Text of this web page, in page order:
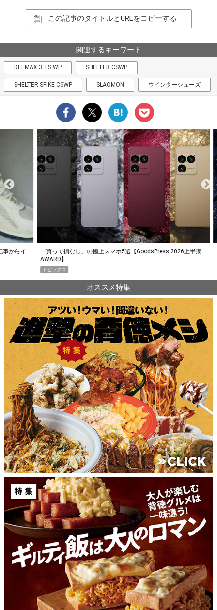
この記事のタイトルとURLをコピーする
関連するキーワード
DEEMAX 3 TS WP SHELTER CSWP
SHELTER SPIKE CSWP SLAOMON ウインターシューズ
イ
「買って損なし」の極上スマホ5選【GoodsPress 2026上半期
AWARD】
トピックス
薄着
オススメ特集